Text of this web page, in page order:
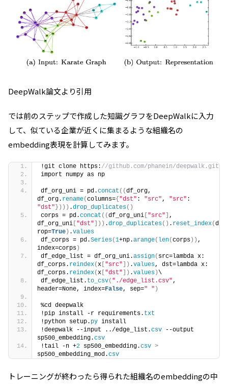
DeepWalk論文より引用
では前のステップで作成した知識グラフをDeepWalkに入力
して、似ている企業が近くに集まるような組織名の
embedding表現を計算してみます。
!git clone https: //github.com/phanein/deepwalk.git
import numpy as np
df_org_uni = pd.concat ((df_org,
df_org. rename(columns={ "dst" : "src", "src"
"dst" }))) .drop_duplicates()
corps = pd.concat ((df_org_uni "src"
,
df_org_uni "dst" ])) .drop_duplicates() . reset_index(d
rop=True ) .values
df_corps = pd.Series(1+np.arange( len(corps )) ,
index=corps )
df_edge_list = df_org_uni.assign( src=lambda x:
df_corps. reindex(x "src" ]) .values, dst=lambda x:
df_corps. reindex(x "dst" ]) .values ) \
df_edge_list. to_csv( "./edge_list.csv",
header=None, index=False, sep=" " )
%cd deepwalk
!pip install -r requirements. txt
!python setup. py install
!deepwalk --input ../edge_list.csv --output
sp500_embedding.csv
!tail -n +2 sp500_embedding.csv >
sp500_embedding_mod.csv
トレーニングが終わったら得られた組織名のembeddingの中